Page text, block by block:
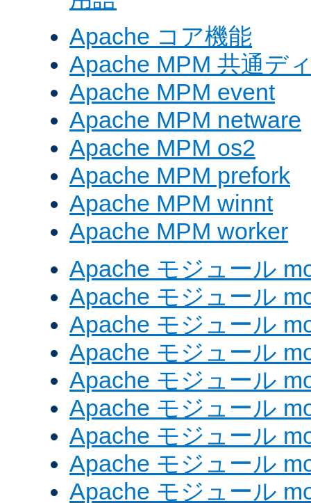
Apache コア機能
Apache MPM 共通デ
Apache MPM event
Apache MPM netware
Apache MPM os2
Apache MPM prefork
Apache MPM winnt
Apache MPM worker
Apache モジュール
Apache モジュール
Apache モジュール
Apache モジュール
Apache モジュール
Apache モジュール
Apache モジュール
Apache モジュール
Apache モジュール